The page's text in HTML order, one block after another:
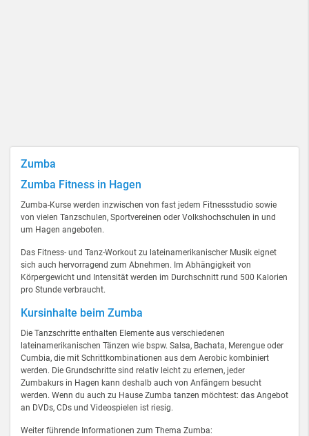
Zumba
Zumba Fitness in Hagen
Zumba-Kurse werden inzwischen von fast jedem Fitnessstudio sowie
von vielen Tanzschulen, Sportvereinen oder Volkshochschulen in und
um Hagen angeboten.
Das Fitness- und Tanz-Workout zu lateinamerikanischer Musik eignet
sich auch hervorragend zum Abnehmen. Im Abhängigkeit von
Körpergewicht und Intensität werden im Durchschnitt rund 500 Kalorien
pro Stunde verbraucht.
Kursinhalte beim Zumba
Die Tanzschritte enthalten Elemente aus verschiedenen
lateinamerikanischen Tänzen wie bspw. Salsa, Bachata, Merengue oder
Cumbia, die mit Schrittkombinationen aus dem Aerobic kombiniert
werden. Die Grundschritte sind relativ leicht zu erlernen, jeder
Zumbakurs in Hagen kann deshalb auch von Anfängern besucht
werden. Wenn du auch zu Hause Zumba tanzen möchtest: das Angebot
an DVDs, CDs und Videospielen ist riesig.
Weiter führende Informationen zum Thema Zumba: